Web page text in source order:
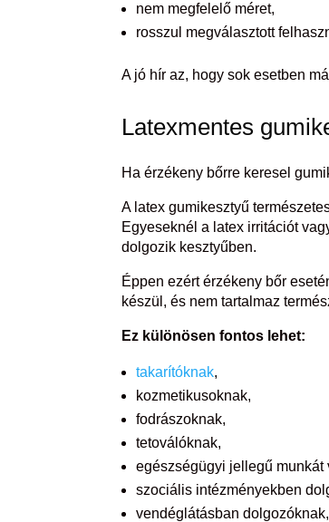
nem megfelelő méret,
rosszul megválasztott
A jó hír az, hogy sok esetben
Latexmentes
Ha érzékeny bőrre keresel
A latex gumikesztyű
Egyeseknél a latex irritációt
dolgozik kesztyűben.
Éppen ezért érzékeny bőr
készül, és nem tartalmaz
Ez különösen fontos lehet:
takarítóknak,
kozmetikusoknak,
fodrászoknak,
tetoválóknak,
egészségügyi jellegű munkát
szociális intézményekben
vendéglátásban dolgozóknak,